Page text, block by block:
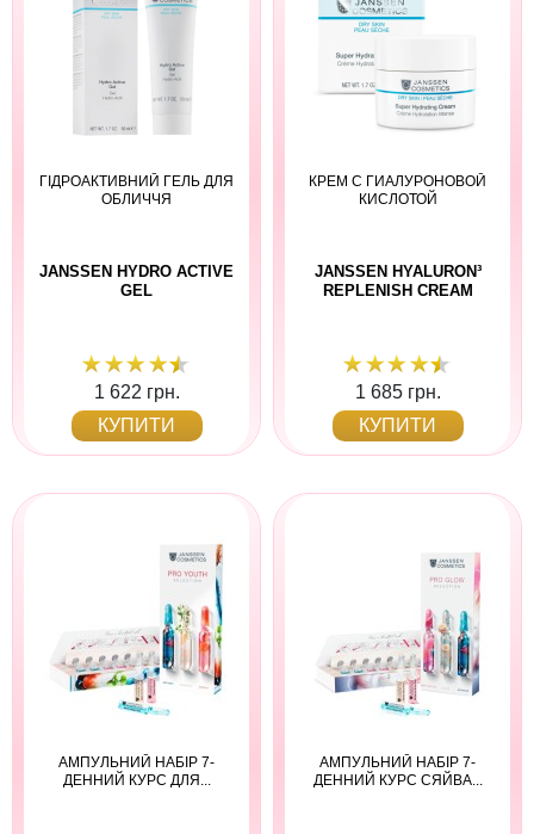
ГІДРОАКТИВНИЙ ГЕЛЬ ДЛЯ
ОБЛИЧЧЯ
JANSSEN HYDRO ACTIVE
GEL
1 622 грн.
КУПИТИ
КРЕМ С ГИАЛУРОНОВОЙ
КИСЛОТОЙ
JANSSEN HYALURON³
REPLENISH CREAM
1 685 грн.
КУПИТИ
АМПУЛЬНИЙ НАБІР 7-
ДЕННИЙ КУРС ДЛЯ...
АМПУЛЬНИЙ НАБІР 7-
ДЕННИЙ КУРС СЯЙВА...